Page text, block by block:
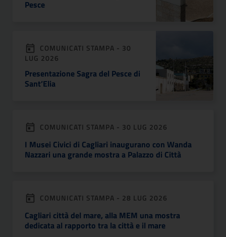
Pesce
COMUNICATI STAMPA - 30
LUG 2026
Presentazione Sagra del Pesce di
Sant’Elia
COMUNICATI STAMPA - 30 LUG 2026
I Musei Civici di Cagliari inaugurano con Wanda
Nazzari una grande mostra a Palazzo di Città
COMUNICATI STAMPA - 28 LUG 2026
Cagliari città del mare, alla MEM una mostra
dedicata al rapporto tra la città e il mare